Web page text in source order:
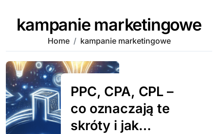
kampanie marketingowe
Home kampanie marketingowe
PPC, CPA, CPL –
co oznaczają te
skróty i jak